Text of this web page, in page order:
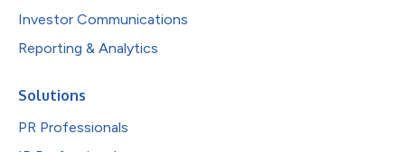
Investor Communications
Reporting & Analytics
Solutions
PR Professionals